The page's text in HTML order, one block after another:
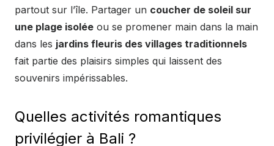
partout sur l’île. Partager un coucher de soleil sur
une plage isolée ou se promener main dans la main
dans les jardins fleuris des villages traditionnels
fait partie des plaisirs simples qui laissent des
souvenirs impérissables.
Quelles activités romantiques
privilégier à Bali ?